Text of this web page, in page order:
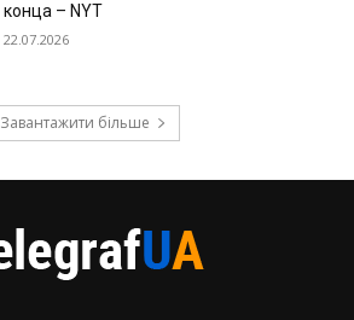
конца – NYT
22.07.2026
Завантажити більше